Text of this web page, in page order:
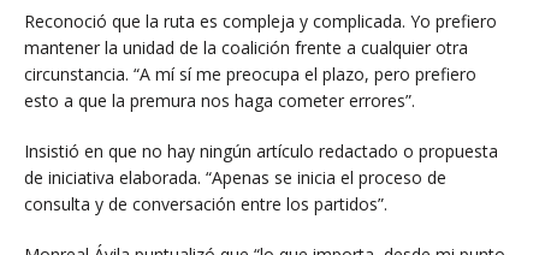
Reconoció que la ruta es compleja y complicada. Yo prefiero
mantener la unidad de la coalición frente a cualquier otra
circunstancia. “A mí sí me preocupa el plazo, pero prefiero
esto a que la premura nos haga cometer errores”.
Insistió en que no hay ningún artículo redactado o propuesta
de iniciativa elaborada. “Apenas se inicia el proceso de
consulta y de conversación entre los partidos”.